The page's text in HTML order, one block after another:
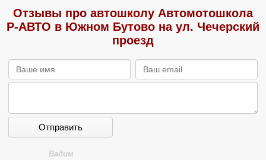
Отзывы про автошколу Автомотошкола
Р-АВТО в Южном Бутово на ул. Чечерский
проезд
Отправить
Вадим